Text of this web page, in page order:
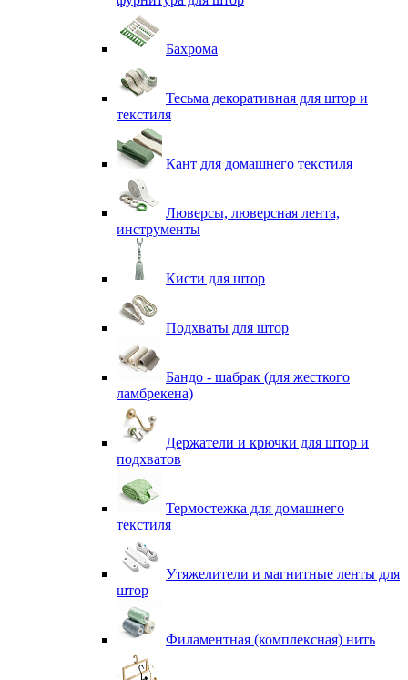
Бахрома
Тесьма декоративная для штор и
текстиля
Кант для домашнего текстиля
Люверсы, люверсная лента,
инструменты
Кисти для штор
Подхваты для штор
Бандо - шабрак (для жесткого
ламбрекена)
Держатели и крючки для штор и
подхватов
Термостежка для домашнего
текстиля
Утяжелители и магнитные ленты для
штор
Филаментная (комплексная) нить